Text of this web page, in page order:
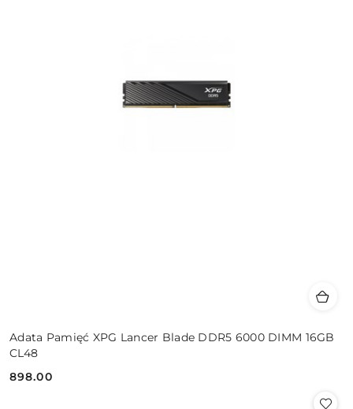
Adata Pamięć XPG Lancer Blade DDR5 6000 DIMM 16GB
CL48
Cena:
898.00